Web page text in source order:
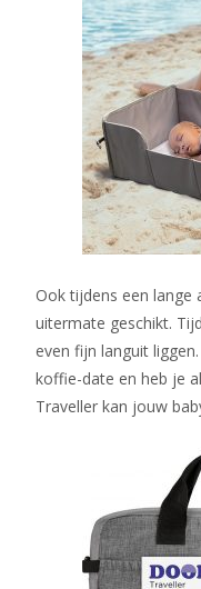
Ook tijdens een lange
uitermate geschikt.
even fijn languit
koffie-date en heb je
Traveller kan jouw